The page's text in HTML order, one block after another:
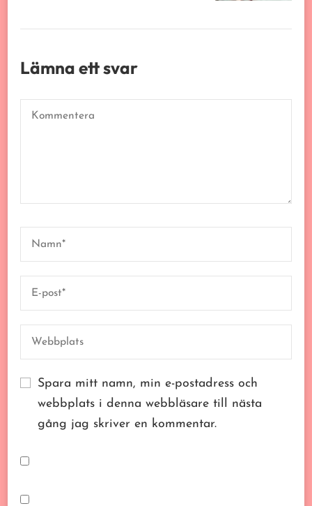
Lämna ett svar
Spara mitt namn, min e-postadress och
webbplats i denna webbläsare till nästa
gång jag skriver en kommentar.